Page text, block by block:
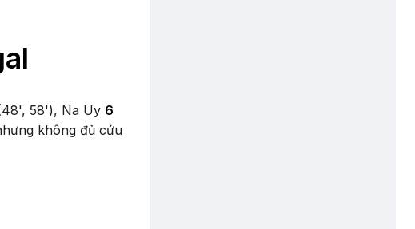
58'), Na Uy 6
không đủ cứu